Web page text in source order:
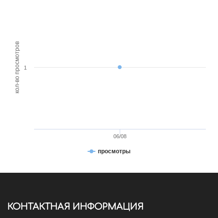
кол-во просмотров
просмотры
06/08
1
КОНТАКТНАЯ ИНФОРМАЦИЯ